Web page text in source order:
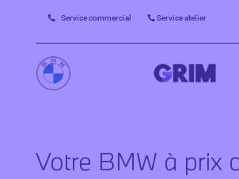
 Service commercial  Service atelier
Votre BMW à prix